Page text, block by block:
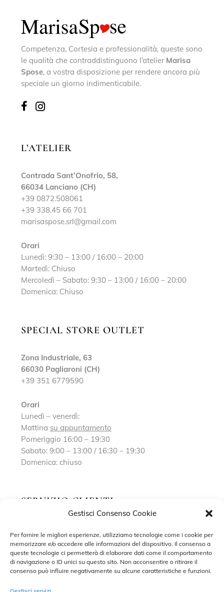
Gestisci Consenso Cookie
Per fornire le migliori esperienze, utilizziamo tecnologie come i cookie per
memorizzare e/o accedere alle informazioni del dispositivo. Il consenso a
queste tecnologie ci permetterà di elaborare dati come il comportamento
di navigazione o ID unici su questo sito. Non acconsentire o ritirare il
consenso può influire negativamente su alcune caratteristiche e funzioni.
Competenza, Cortesia e professionalità, queste sono
le qualità che contraddistinguono l’atelier Marisa
Spose, a vostra disposizione per rendere ancora più
speciale un giorno indimenticabile.
L’ATELIER
Contrada Sant’Onofrio, 58,
66034 Lanciano (CH)
+39 0872.508061
+39 338.45 66 701
marisaspose.srl@gmail.com
Orari
Lunedì: 9:30 – 13:00 / 16:00 – 20:00
Martedì: Chiuso
Mercoledì – Sabato: 9:30 – 13:00 / 16:00 – 20:00
Domenica: Chiuso
SPECIAL STORE OUTLET
Zona Industriale, 63
66030 Pagliaroni (CH)
+39 351 6779590
Orari
Lunedì – venerdì:
Mattina su appuntamento
Pomeriggio 16:00 – 19:30
Sabato: 9:00 – 13:00 / 16:30 – 19:30
Domenica: chiuso
SERVIZIO CLIENTI
Contatti
Privacy Policy